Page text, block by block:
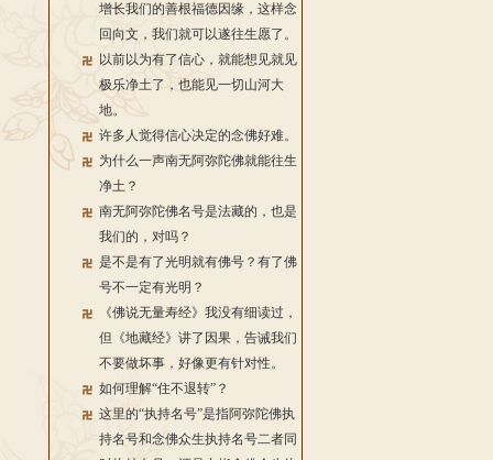
增长我们的善根福德因缘，这样念
回向文，我们就可以遂往生愿了。
以前以为有了信心，就能想见就见
极乐净土了，也能见一切山河大
地。
许多人觉得信心决定的念佛好难。
为什么一声南无阿弥陀佛就能往生
净土？
南无阿弥陀佛名号是法藏的，也是
我们的，对吗？
是不是有了光明就有佛号？有了佛
号不一定有光明？
《佛说无量寿经》我没有细读过，
但《地藏经》讲了因果，告诫我们
不要做坏事，好像更有针对性。
如何理解“住不退转”？
这里的“执持名号”是指阿弥陀佛执
持名号和念佛众生执持名号二者同